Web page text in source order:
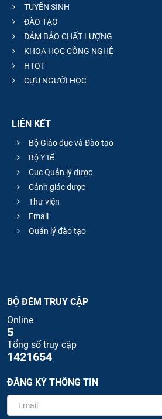
TUYỂN SINH
ĐÀO TẠO
ĐẢM BẢO CHẤT LƯỢNG
KHOA HỌC CÔNG NGHỆ
HTQT
CỰU NGƯỜI HỌC
LIÊN KẾT
Bộ Giáo dục và Đào tạo
Bộ Y tế
Cục Quản lý dược
Cảnh giác dược
Thư viện
Email
Quản lý đào tạo
BỘ ĐẾM TRUY CẬP
Online
5
Tổng số truy cập
1421654
ĐĂNG KÝ THÔNG TIN